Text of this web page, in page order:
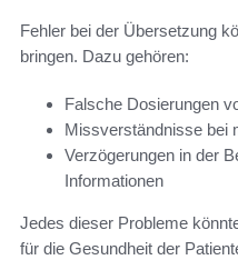
Fehler bei der Übersetzung
bringen. Dazu gehören:
Falsche Dosierungen
Missverständnisse bei
Verzögerungen in der
Informationen
Jedes dieser Probleme
für die Gesundheit der